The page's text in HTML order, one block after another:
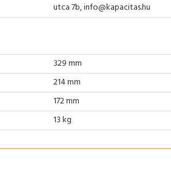
utca 7b, info@kapacitas.hu
329 mm
214 mm
172 mm
13 kg